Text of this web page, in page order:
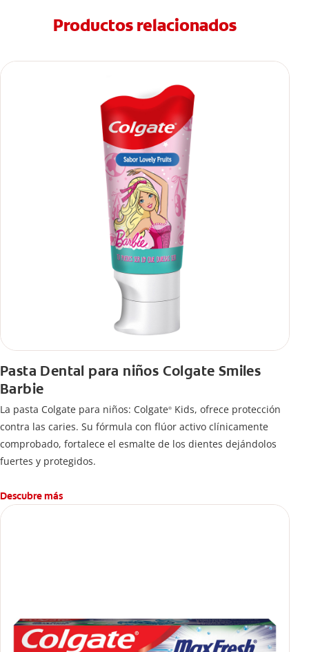
Productos relacionados
Pasta Dental para niños Colgate Smiles
Barbie
La pasta Colgate para niños: Colgate® Kids, ofrece protección
contra las caries. Su fórmula con flúor activo clínicamente
comprobado, fortalece el esmalte de los dientes dejándolos
fuertes y protegidos.
Descubre más